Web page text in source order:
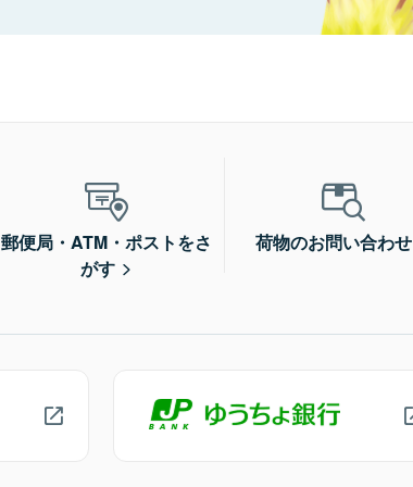
郵便局・ATM・ポストをさ
がす
荷物のお問い合わせ